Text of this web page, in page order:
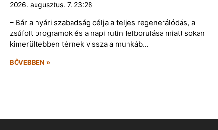
2026. augusztus. 7. 23:28
– Bár a nyári szabadság célja a teljes regenerálódás, a
zsúfolt programok és a napi rutin felborulása miatt sokan
kimerültebben térnek vissza a munkáb…
BŐVEBBEN »